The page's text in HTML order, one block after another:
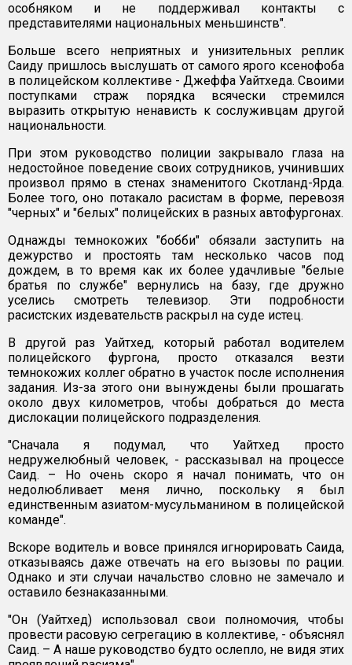
особняком и не поддерживал контакты с
представителями национальных меньшинств".
Больше всего неприятных и унизительных реплик
Саиду пришлось выслушать от самого ярого ксенофоба
в полицейском коллективе - Джеффа Уайтхеда. Своими
поступками страж порядка всячески стремился
выразить открытую ненависть к сослуживцам другой
национальности.
При этом руководство полиции закрывало глаза на
недостойное поведение своих сотрудников, учинивших
произвол прямо в стенах знаменитого Скотланд-Ярда.
Более того, оно потакало расистам в форме, перевозя
"черных" и "белых" полицейских в разных автофургонах.
Однажды темнокожих "бобби" обязали заступить на
дежурство и простоять там несколько часов под
дождем, в то время как их более удачливые "белые
братья по службе" вернулись на базу, где дружно
уселись смотреть телевизор. Эти подробности
расистских издевательств раскрыл на суде истец.
В другой раз Уайтхед, который работал водителем
полицейского фургона, просто отказался везти
темнокожих коллег обратно в участок после исполнения
задания. Из-за этого они вынуждены были прошагать
около двух километров, чтобы добраться до места
дислокации полицейского подразделения.
"Сначала я подумал, что Уайтхед просто
недружелюбный человек, - рассказывал на процессе
Саид. – Но очень скоро я начал понимать, что он
недолюбливает меня лично, поскольку я был
единственным азиатом-мусульманином в полицейской
команде".
Вскоре водитель и вовсе принялся игнорировать Саида,
отказываясь даже отвечать на его вызовы по рации.
Однако и эти случаи начальство словно не замечало и
оставило безнаказанными.
"Он (Уайтхед) использовал свои полномочия, чтобы
провести расовую сегрегацию в коллективе, - объяснял
Саид. – А наше руководство будто ослепло, не видя этих